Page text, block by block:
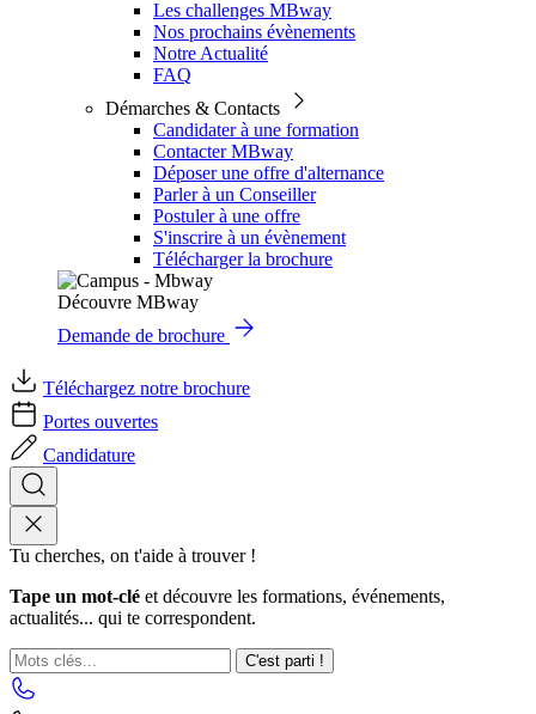
Les challenges MBway
Nos prochains évènements
Notre Actualité
FAQ
Démarches & Contacts
Candidater à une formation
Contacter MBway
Déposer une offre d'alternance
Parler à un Conseiller
Postuler à une offre
S'inscrire à un évènement
Télécharger la brochure
Découvre MBway
Demande de brochure
Téléchargez notre brochure
Portes ouvertes
Candidature
Tu cherches, on t'aide à trouver !
Tape un mot-clé et découvre les formations, événements,
actualités... qui te correspondent.
C'est parti !